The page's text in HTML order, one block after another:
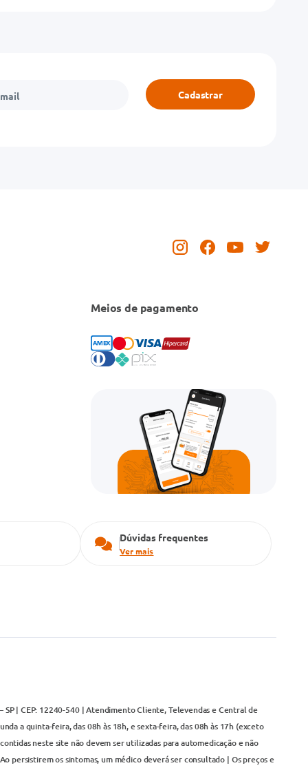
Cadastrar
Meios de pagamento
Dúvidas frequentes
Ver mais
SP | CEP: 12240-540 | Atendimento Cliente, Televendas e Central de
a quinta-feira, das 08h às 18h, e sexta-feira, das 08h às 17h (exceto
neste site não devem ser utilizadas para automedicação e não
persistirem os sintomas, um médico deverá ser consultado | Os preços e